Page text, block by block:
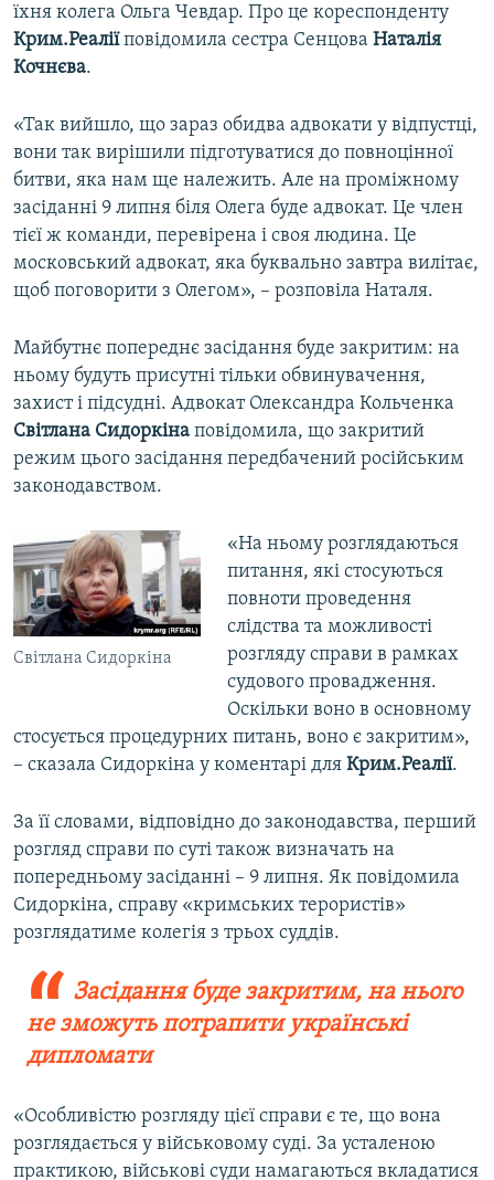
їхня колега Ольга Чевдар. Про це кореспонденту
Крим.Реаліїповідомила сестра Сенцова Наталія
Кочнєва.
«Так вийшло, що зараз обидва адвокати у відпустці,
вони так вирішили підготуватися до повноцінної
битви, яка нам ще належить. Але на проміжному
засіданні 9 липня біля Олега буде адвокат. Це член
тієї ж команди, перевірена і своя людина. Це
московський адвокат, яка буквально завтра вилітає,
щоб поговорити з Олегом», – розповіла Наталя.
Майбутнє попереднє засідання буде закритим: на
ньому будуть присутні тільки обвинувачення,
захист і підсудні. Адвокат Олександра Кольченка
Світлана Сидоркіна повідомила, що закритий
режим цього засідання передбачений російським
законодавством.
Світлана Сидоркіна
«На ньому розглядаються
питання, які стосуються
повноти проведення
слідства та можливості
розгляду справи в рамках
судового провадження.
Оскільки воно в основному
стосується процедурних питань, воно є закритим»,
– сказала Сидоркіна у коментарі для Крим.Реалії.
За її словами, відповідно до законодавства, перший
розгляд справи по суті також визначать на
попередньому засіданні – 9 липня. Як повідомила
Сидоркіна, справу «кримських терористів»
розглядатиме колегія з трьох суддів.
Засідання буде закритим, на нього
не зможуть потрапити українські
дипломати
«Особливістю розгляду цієї справи є те, що вона
розглядається у військовому суді. За усталеною
практикою, військові суди намагаються вкладатися